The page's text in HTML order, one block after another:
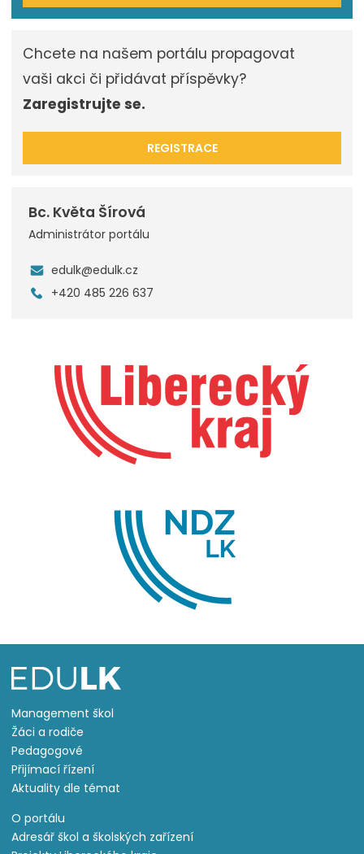
Chcete na našem portálu propagovat
vaši akci či přidávat příspěvky?
Zaregistrujte se.
REGISTRACE
Bc. Květa Šírová
Administrátor portálu
edulk@edulk.cz
+420 485 226 637
Management škol
Žáci a rodiče
Pedagogové
Přijímací řízení
Aktuality dle témat
O portálu
Adresář škol a školských zařízení